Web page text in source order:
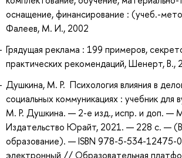
оснащение, финансирование : (учеб.-
Фалеев, М. И., 2002
Грядущая реклама : 199 примеров,
практических рекомендаций, Шенерт, В.,
Душкина, М. Р. Психология влияния в
социальных коммуникациях : учебник для
М. Р. Душкина. — 2-е изд., испр. и доп. —
Издательство Юрайт, 2021. — 228 с. —
образование). — ISBN 978-5-534-12475-
электронный // Образовательная